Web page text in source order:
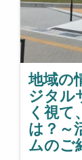
地域の
ジタル
く視て
は？～
ムのご